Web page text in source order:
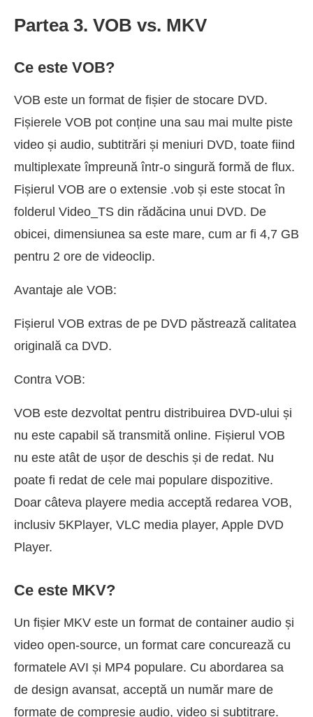
Partea 3. VOB vs. MKV
Ce este VOB?
VOB este un format de fișier de stocare DVD.
Fișierele VOB pot conține una sau mai multe piste
video și audio, subtitrări și meniuri DVD, toate fiind
multiplexate împreună într-o singură formă de flux.
Fișierul VOB are o extensie .vob și este stocat în
folderul Video_TS din rădăcina unui DVD. De
obicei, dimensiunea sa este mare, cum ar fi 4,7 GB
pentru 2 ore de videoclip.
Avantaje ale VOB:
Fișierul VOB extras de pe DVD păstrează calitatea
originală ca DVD.
Contra VOB:
VOB este dezvoltat pentru distribuirea DVD-ului și
nu este capabil să transmită online. Fișierul VOB
nu este atât de ușor de deschis și de redat. Nu
poate fi redat de cele mai populare dispozitive.
Doar câteva playere media acceptă redarea VOB,
inclusiv 5KPlayer, VLC media player, Apple DVD
Player.
Ce este MKV?
Un fișier MKV este un format de container audio și
video open-source, un format care concurează cu
formatele AVI și MP4 populare. Cu abordarea sa
de design avansat, acceptă un număr mare de
formate de compresie audio, video și subtitrare.